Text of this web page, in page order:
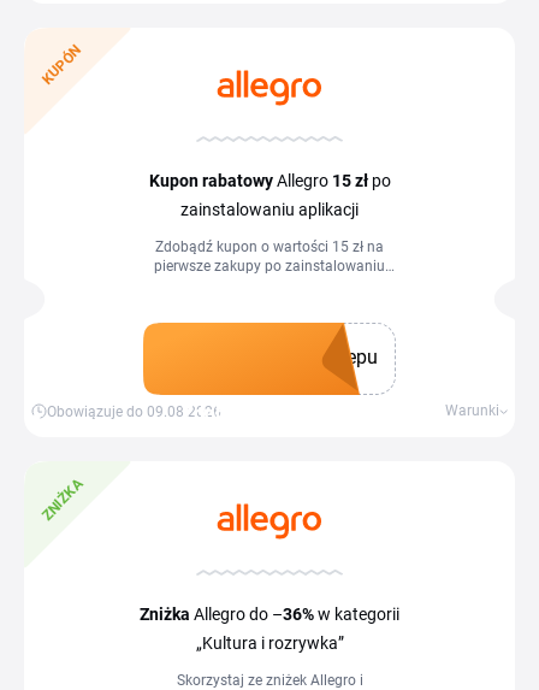
KUPÓN
Kupon rabatowyAllegro 15 złpo
zainstalowaniu aplikacji
Zdobądź kupon o wartości 15 zł na
pierwsze zakupy po zainstalowaniu
Zdobądź kupon
epu
Obowiązuje do 09.08.2026 Warunki
ZNIŻKA
Zniżka Allegro do –36%w kategorii
„Kultura i rozrywka”
Skorzystaj ze zniżek Allegro i